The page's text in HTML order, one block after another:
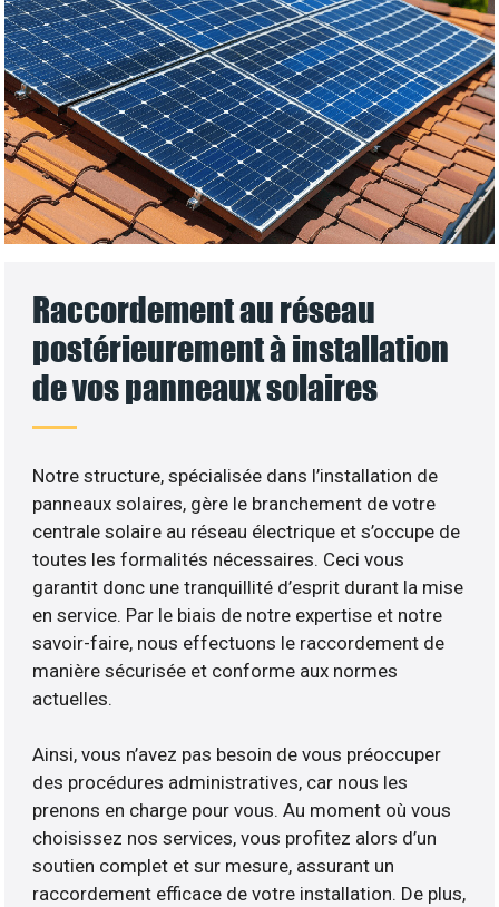
Raccordement au réseau
postérieurement à installation
de vos panneaux solaires
Notre structure, spécialisée dans l’installation de
panneaux solaires, gère le branchement de votre
centrale solaire au réseau électrique et s’occupe de
toutes les formalités nécessaires. Ceci vous
garantit donc une tranquillité d’esprit durant la mise
en service. Par le biais de notre expertise et notre
savoir-faire, nous effectuons le raccordement de
manière sécurisée et conforme aux normes
actuelles.
Ainsi, vous n’avez pas besoin de vous préoccuper
des procédures administratives, car nous les
prenons en charge pour vous. Au moment où vous
choisissez nos services, vous profitez alors d’un
soutien complet et sur mesure, assurant un
raccordement efficace de votre installation. De plus,